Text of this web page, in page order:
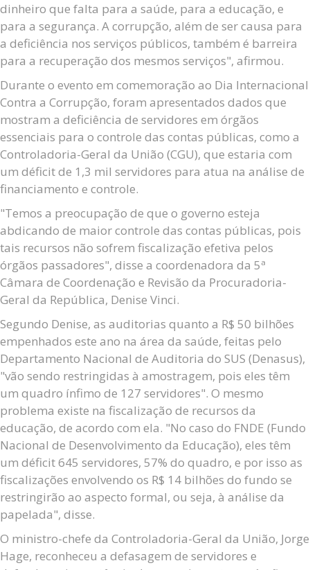
dinheiro que falta para a saúde, para a educação, e
para a segurança. A corrupção, além de ser causa para
a deficiência nos serviços públicos, também é barreira
para a recuperação dos mesmos serviços", afirmou.
Durante o evento em comemoração ao Dia Internacional
Contra a Corrupção, foram apresentados dados que
mostram a deficiência de servidores em órgãos
essenciais para o controle das contas públicas, como a
Controladoria-Geral da União (CGU), que estaria com
um déficit de 1,3 mil servidores para atua na análise de
financiamento e controle.
"Temos a preocupação de que o governo esteja
abdicando de maior controle das contas públicas, pois
tais recursos não sofrem fiscalização efetiva pelos
órgãos passadores", disse a coordenadora da 5ª
Câmara de Coordenação e Revisão da Procuradoria-
Geral da República, Denise Vinci.
Segundo Denise, as auditorias quanto a R$ 50 bilhões
empenhados este ano na área da saúde, feitas pelo
Departamento Nacional de Auditoria do SUS (Denasus),
"vão sendo restringidas à amostragem, pois eles têm
um quadro ínfimo de 127 servidores". O mesmo
problema existe na fiscalização de recursos da
educação, de acordo com ela. "No caso do FNDE (Fundo
Nacional de Desenvolvimento da Educação), eles têm
um déficit 645 servidores, 57% do quadro, e por isso as
fiscalizações envolvendo os R$ 14 bilhões do fundo se
restringirão ao aspecto formal, ou seja, à análise da
papelada", disse.
O ministro-chefe da Controladoria-Geral da União, Jorge
Hage, reconheceu a defasagem de servidores e